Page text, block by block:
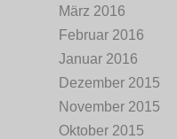
März 2016
Februar 2016
Januar 2016
Dezember 2015
November 2015
Oktober 2015